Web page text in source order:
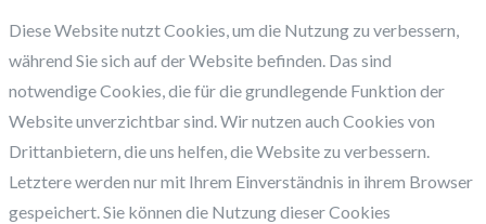
Diese Website nutzt Cookies, um die Nutzung zu verbessern,
während Sie sich auf der Website befinden. Das sind
notwendige Cookies, die für die grundlegende Funktion der
Website unverzichtbar sind. Wir nutzen auch Cookies von
Drittanbietern, die uns helfen, die Website zu verbessern.
Letztere werden nur mit Ihrem Einverständnis in ihrem Browser
gespeichert. Sie können die Nutzung dieser Cookies